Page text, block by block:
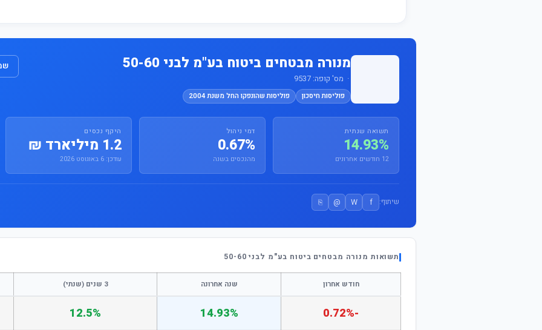
מנורה מבטחים ביטוח בע"מ לבני 50-60
· מס' קופה: 9537
פוליסות חיסכון פוליסות שהונפקו החל משנת 2004
תשואה שנתית
14.93%
12 חודשים אחרונים
דמי ניהול
0.67%
מהנכסים בשנה
היקף נכסים
1.2 מיליארד ₪
עודכן: 6 באוגוסט 2026
שיתוף: f
W
@
⎘
תשואות מנורה מבטחים ביטוח בע"מ לבני 50-60
חודש אחרון שנה אחרונה 3 שנים (שנתי)
-0.72%
14.93%
12.5%